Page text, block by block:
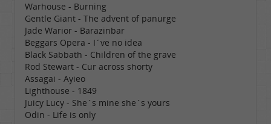
Warhouse - Burning
Gentle Giant - The advent of panurge
Jade Warior - Barazinbar
Beggars Opera - I´ve no idea
Black Sabbath - Children of the grave
Rod Stewart - Cur across shorty
Assagai - Ayieo
Lighthouse - 1849
Juicy Lucy - She´s mine she´s yours
Odin - Life is only